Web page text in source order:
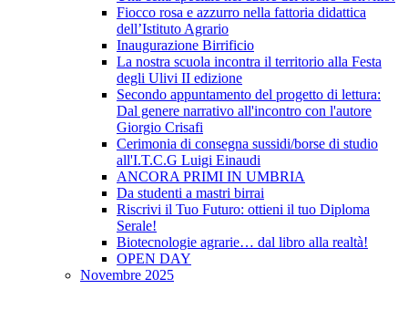
Fiocco rosa e azzurro nella fattoria didattica
dell’Istituto Agrario
Inaugurazione Birrificio
La nostra scuola incontra il territorio alla Festa
degli Ulivi II edizione
Secondo appuntamento del progetto di lettura:
Dal genere narrativo all'incontro con l'autore
Giorgio Crisafi
Cerimonia di consegna sussidi/borse di studio
all'I.T.C.G Luigi Einaudi
ANCORA PRIMI IN UMBRIA
Da studenti a mastri birrai
Riscrivi il Tuo Futuro: ottieni il tuo Diploma
Serale!
Biotecnologie agrarie… dal libro alla realtà!
OPEN DAY
Novembre 2025